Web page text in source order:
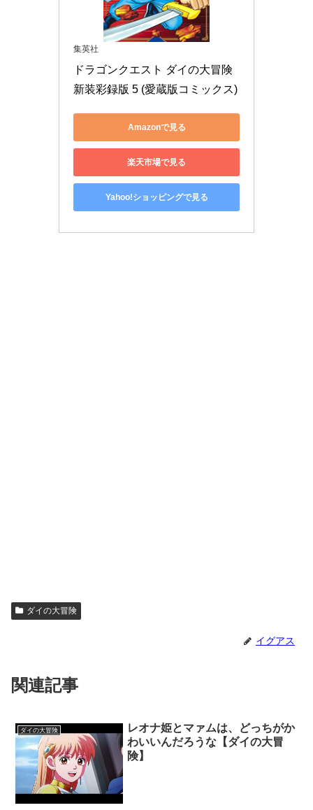
集英社
ドラゴンクエスト ダイの大冒険
新装彩録版 5 (愛蔵版コミックス)
Amazonで見る
楽天市場で見る
Yahoo!ショッピングで見る
ダイの大冒険
イグアス
関連記事
ダイの大冒険
レオナ姫とマァムは、どっちがか
わいいんだろうな【ダイの大冒
険】